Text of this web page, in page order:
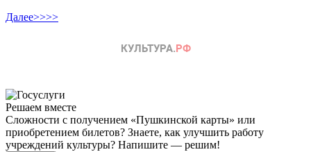
Далее>>>>
Решаем вместе
Сложности с получением «Пушкинской карты» или
приобретением билетов? Знаете, как улучшить работу
учреждений культуры? Напишите — решим!